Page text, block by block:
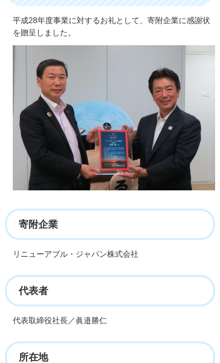
平成28年度事業に対するお礼として、寄附企業に感謝状
を贈呈しました。
寄附企業
リニューアブル・ジャパン株式会社
代表者
代表取締役社長／眞邉勝仁
所在地